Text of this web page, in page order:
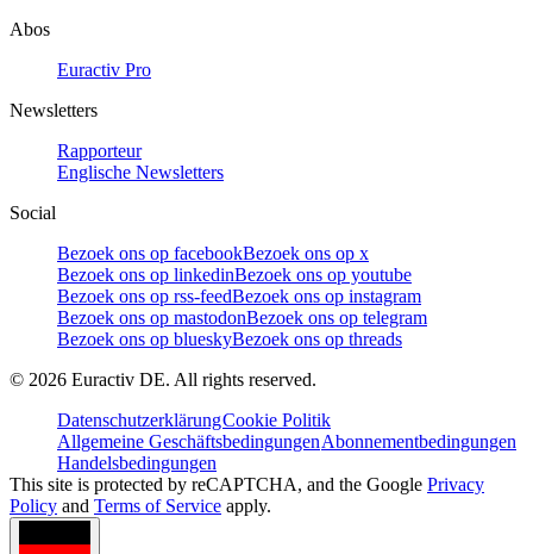
Abos
Euractiv Pro
Newsletters
Rapporteur
Englische Newsletters
Social
Bezoek ons op facebookBezoek ons op x
Bezoek ons op linkedinBezoek ons op youtube
Bezoek ons op rss-feedBezoek ons op instagram
Bezoek ons op mastodonBezoek ons op telegram
Bezoek ons op blueskyBezoek ons op threads
© 2026 Euractiv DE. All rights reserved.
DatenschutzerklärungCookie Politik
Allgemeine GeschäftsbedingungenAbonnementbedingungen
Handelsbedingungen
This site is protected by reCAPTCHA, and the Google Privacy
Policy and Terms of Service apply.